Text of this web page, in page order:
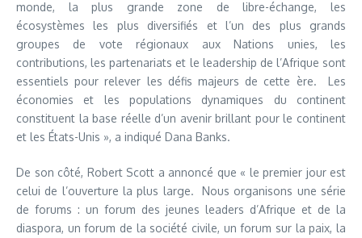
monde, la plus grande zone de libre-échange, les
écosystèmes les plus diversifiés et l’un des plus grands
groupes de vote régionaux aux Nations unies, les
contributions, les partenariats et le leadership de l’Afrique sont
essentiels pour relever les défis majeurs de cette ère. Les
économies et les populations dynamiques du continent
constituent la base réelle d’un avenir brillant pour le continent
et les États-Unis », a indiqué Dana Banks.
De son côté, Robert Scott a annoncé que « le premier jour est
celui de l’ouverture la plus large. Nous organisons une série
de forums : un forum des jeunes leaders d’Afrique et de la
diaspora, un forum de la société civile, un forum sur la paix, la